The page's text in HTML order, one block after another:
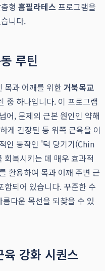
형 홈필라테스 프로그램을
니다.
루틴
목과 어깨를 위한거북목교
중 하나입니다. 이 프로그램
어, 문제의 근본 원인인 약해
게 긴장된 등 위쪽 근육을 이
인 동작인 '턱 당기기(Chin
복시키는 데 매우 효과적
활용하여 목과 어깨 주변 근
함되어 있습니다. 꾸준한 수
다운 목선을 되찾을 수 있
강화 시퀀스